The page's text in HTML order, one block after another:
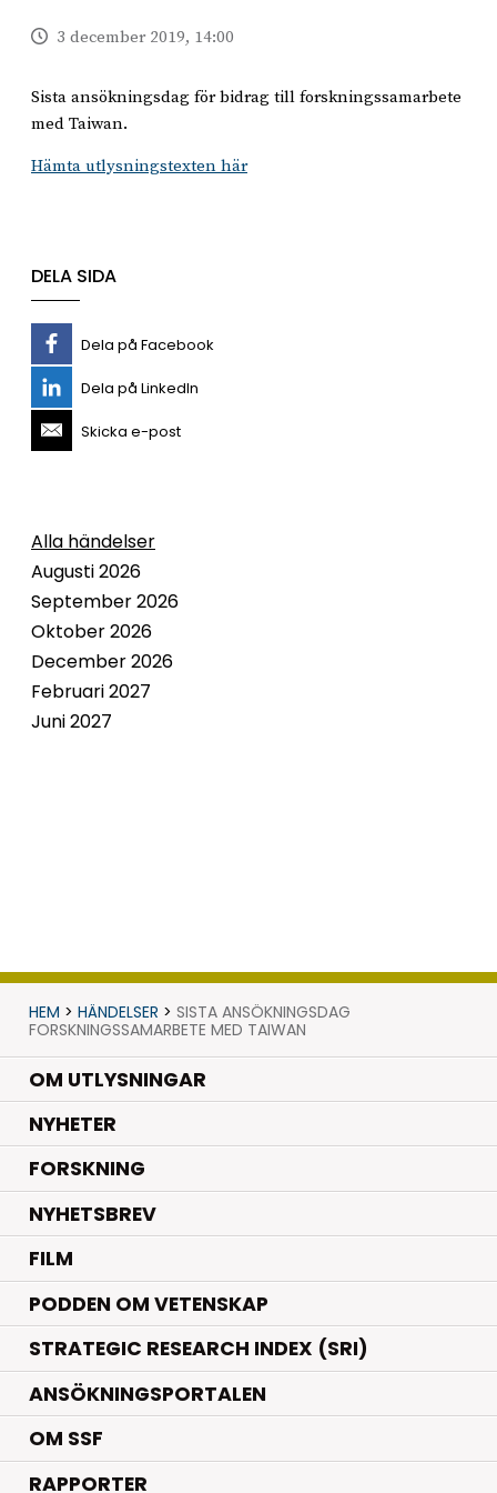
3 december 2019, 14:00
Sista ansökningsdag för bidrag till forskningssamarbete
med Taiwan.
Hämta utlysningstexten här
DELA SIDA
Dela på Facebook
Dela på LinkedIn
Skicka e-post
Alla händelser
Augusti 2026
September 2026
Oktober 2026
December 2026
Februari 2027
Juni 2027
HEM > HÄNDELSER > SISTA ANSÖKNINGSDAG
FORSKNINGSSAMARBETE MED TAIWAN
OM UTLYSNINGAR
NYHETER.
FORSKNING.
NYHETSBREV
FILM
PODDEN OM VETENSKAP
STRATEGIC RESEARCH INDEX (SRI)
ANSÖKNINGSPORTALEN
OM SSF
RAPPORTER